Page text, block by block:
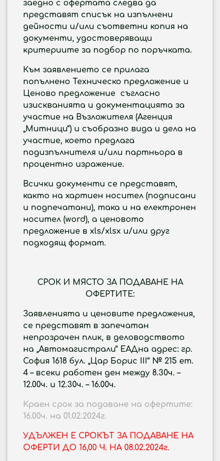
заедно с офертата следва да
представят списък на изпълнени
дейности и/или съответни копия на
документи, удостоверяващи
критериите за подбор по поръчката.
Към заявлението се прилага
попълнено Техническо предложение и
Ценово предложение съгласно
изискванията и документацията за
участие на Възложителя (Агенция
„Митници“) и съобразно вида и дела на
участие, което предлага
подизпълнителя и/или партньора в
процентно изражение.
Всички документи се представят,
както на хартиен носител (подписани
и подпечатани), така и на електронен
носител (word), a ценовото
предложение в xls/xlsx и/или друг
подходящ формат.
СРОК И МЯСТО ЗА ПОДАВАНЕ НА
ОФЕРТИТЕ:
Заявленията и ценовите предложения,
се представят в запечатан
непрозрачен плик, в деловодството
на „Автомагистрали“ ЕАДна адрес: гр.
София 1618 бул. „Цар Борис III“ № 215 ет.
4 – всеки работен ден между 8.30ч. –
12.00ч. и 12.30ч. – 16.00ч.
Краен срок за подаване на офертите:
16.00ч. на 01.02.2024г.
УДЪЛЖЕН Е СРОКЪТ ЗА ПОДАВАНЕ НА
ОФЕРТИ ДО 16,00 Ч. НА 08.02.2024г.